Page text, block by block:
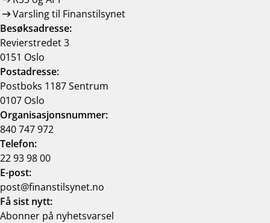
Varsling til Finanstilsynet
Besøksadresse:
Revierstredet 3
0151 Oslo
Postadresse:
Postboks 1187 Sentrum
0107 Oslo
Organisasjonsnummer:
840 747 972
Telefon:
22 93 98 00
E-post:
post@finanstilsynet.no
Få sist nytt:
Abonner på nyhetsvarsel